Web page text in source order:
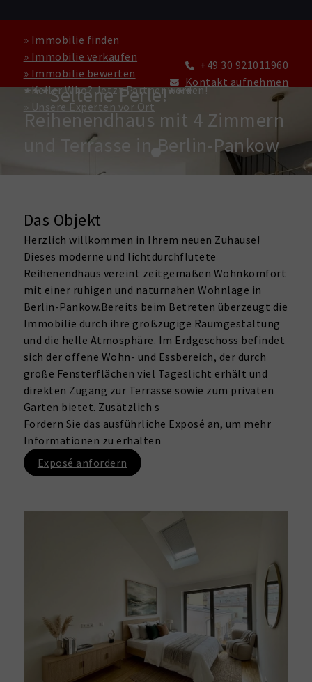
» Immobilie finden
» Immobilie verkaufen
» Immobilie bewerten
» Keller Who? Jetzt Partner werden!
» Unsere Experten vor Ort
+49 30 921011960
Kontakt aufnehmen
HAUS ZU KAUFEN IN BERLIN
***Seltene Perle!***
Reihenendhaus mit 4 Zimmern
und Terrasse in Berlin-Pankow
Das Objekt
Herzlich willkommen in Ihrem neuen Zuhause!
Dieses moderne und lichtdurchflutete
Reihenendhaus vereint zeitgemäßen Wohnkomfort
mit einer ruhigen und naturnahen Wohnlage in
Berlin-Pankow.Bereits beim Betreten überzeugt die
Immobilie durch ihre großzügige Raumgestaltung
und die helle Atmosphäre. Im Erdgeschoss befindet
sich der offene Wohn- und Essbereich, der durch
große Fensterflächen viel Tageslicht erhält und
direkten Zugang zur Terrasse sowie zum privaten
Garten bietet. Zusätzlich s
Fordern Sie das ausführliche Exposé an, um mehr
Informationen zu erhalten
Exposé anfordern